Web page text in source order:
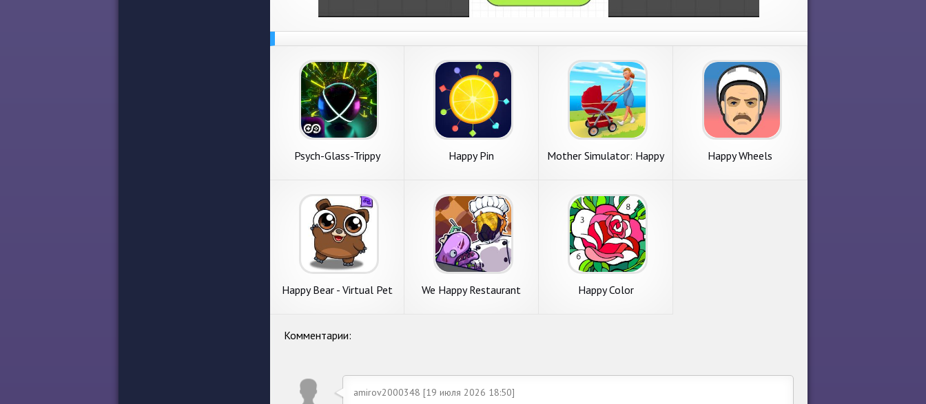
Psych-Glass-Trippy
Happy Pin
Mother Simulator: Happy
Happy Wheels
Happy Bear - Virtual Pet
We Happy Restaurant Happy Color
Комментарии:
amirov2000348 [19 июля 2026 18:50]